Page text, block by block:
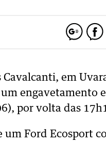
em
engavetamento
por volta das
um Ford Ecosport